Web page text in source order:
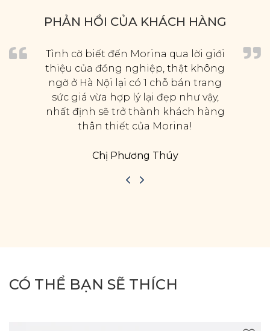
PHẢN HỒI CỦA KHÁCH HÀNG
Tình cờ biết đến Morina qua lời giới
thiệu của đồng nghiệp, thật không
ngờ ở Hà Nội lại có 1 chỗ bán trang
sức giá vừa hợp lý lại đẹp như vậy,
nhất định sẽ trở thành khách hàng
thân thiết của Morina!
Chị Phương Thúy
CÓ THỂ BẠN SẼ THÍCH